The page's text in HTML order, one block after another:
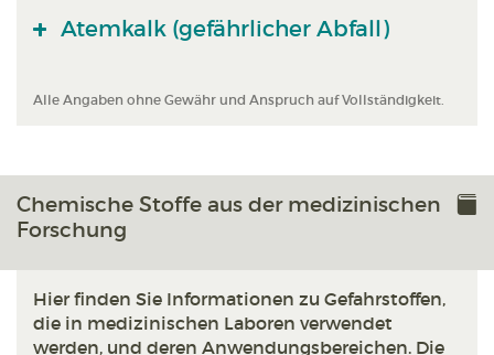
Atemkalk (gefährlicher Abfall)
Alle Angaben ohne Gewähr und Anspruch auf Vollständigkeit.
Chemische Stoffe aus der medizinischen
Forschung
Hier finden Sie Informationen zu Gefahrstoffen,
die in medizinischen Laboren verwendet
werden, und deren Anwendungsbereichen. Die